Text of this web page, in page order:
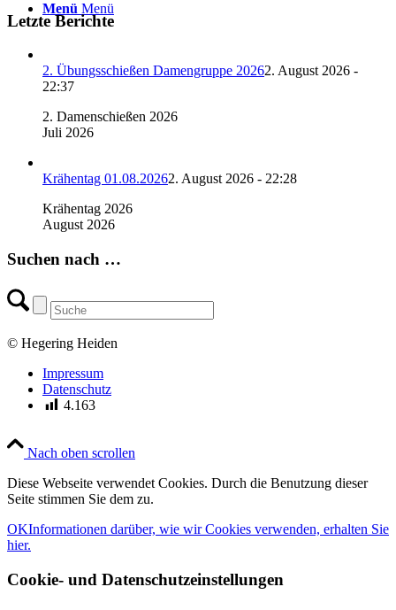
Menü Menü
Letzte Berichte
2. Übungsschießen Damengruppe 20262. August 2026 -
22:37
2. Damenschießen 2026
Juli 2026
Krähentag 01.08.20262. August 2026 - 22:28
Krähentag 2026
August 2026
Suchen nach …
© Hegering Heiden
Impressum
Datenschutz
4.163
Nach oben scrollen
Diese Webseite verwendet Cookies. Durch die Benutzung dieser
Seite stimmen Sie dem zu.
OKInformationen darüber, wie wir Cookies verwenden, erhalten Sie
hier.
Cookie- und Datenschutzeinstellungen